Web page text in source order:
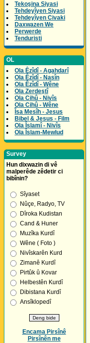
Tekoşina Siyasi
Tehdeyîyen Siyasi
Tehdeyîyen Civaki
Daxwazen We
Perwerde
Tenduristi
OL
Ola Êzîdî - Agahdarî
Ola Êzîdî - Nasîn
Ola Êzîdî - Wêne
Ola Zerdeştî
Ola Cihû - Nivîs
Ola Cihû - Wêne
Îsa Mesîh - Jesus
Bibel & Jesus - Film
Ola Îslamî - Nivîs
Ola Îslam-Mewlud
Survey
Hun dixwazin di vê
malperêde zêdetir ci
bibînin?
Sîyaset
Nûçe, Radyo, TV
Dîroka Kudistan
Cand & Huner
Muzîka Kurdî
Wêne ( Foto )
Nivîskarên Kurd
Zimanê Kurdî
Pirtûk û Kovar
Helbestên Kurdî
Dibistana Kurdî
Ansîklopedî
Encama Pirsînê
Pirsînên me